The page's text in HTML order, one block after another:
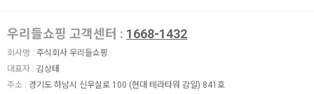
우리들쇼핑 고객센터 : 1668-1432
회사명 : 주식회사 우리들쇼핑
대표자 : 김상태
주소 : 경기도 하남시 신우실로 100 (현대 테라타워 감일) 841호